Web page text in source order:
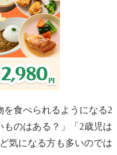
食べられるようになる2
のはある？」「2歳児は
気になる方も多いのでは